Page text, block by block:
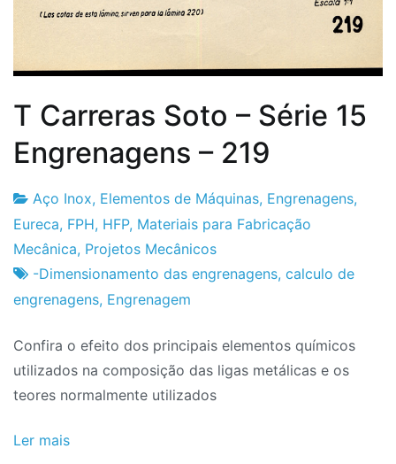
T Carreras Soto – Série 15
Engrenagens – 219
Fabrica
do
Projeto
25
de
Fevereiro
de
Aço Inox, Elementos de Máquinas, Engrenagens,
Eureca, FPH, HFP, Materiais para Fabricação
Mecânica, Projetos Mecânicos
-Dimensionamento das engrenagens, calculo de
engrenagens, Engrenagem
Confira o efeito dos principais elementos químicos
utilizados na composição das ligas metálicas e os
teores normalmente utilizados
Ler mais